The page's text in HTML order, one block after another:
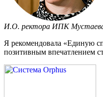
И.О. ректора ИПК
Я рекомендовала «Единую
позитивным впечатлением